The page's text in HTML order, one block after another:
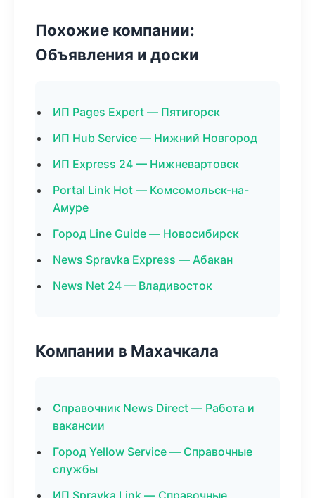
Похожие компании:
Объявления и доски
ИП Pages Expert — Пятигорск
ИП Hub Service — Нижний Новгород
ИП Express 24 — Нижневартовск
Portal Link Hot — Комсомольск-на-
Амуре
Город Line Guide — Новосибирск
News Spravka Express — Абакан
News Net 24 — Владивосток
Компании в Махачкала
Справочник News Direct — Работа и
вакансии
Город Yellow Service — Справочные
службы
ИП Spravka Link — Справочные